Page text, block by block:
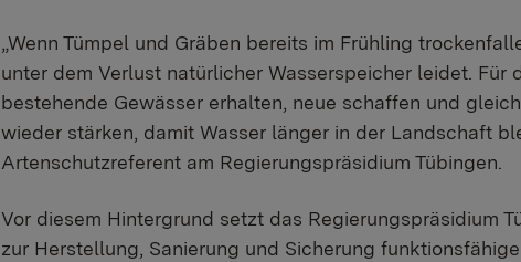
„Wenn Tümpel und Gräben bereits im Frühling
unter dem Verlust natürlicher Wasserspeicher leidet. Für
bestehende Gewässer erhalten, neue schaffen und
wieder stärken, damit Wasser länger in der Landschaft
Artenschutzreferent am Regierungspräsidium Tübingen.
Vor diesem Hintergrund setzt das Regierungspräsidium
zur Herstellung, Sanierung und Sicherung